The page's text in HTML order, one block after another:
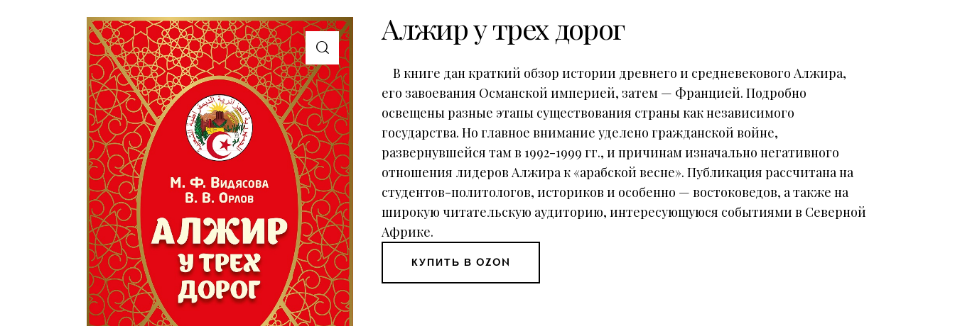
Алжир у трех дорог
В книге дан краткий обзор истории древнего и средневекового Алжира,
его завоевания Османской империей, затем — Францией. Подробно
освещены разные этапы существования страны как независимого
государства. Но главное внимание уделено гражданской войне,
развернувшейся там в 1992-1999 гг., и причинам изначально негативного
отношения лидеров Алжира к «арабской весне». Публикация рассчитана на
студентов-политологов, историков и особенно — востоковедов, а также на
широкую читательскую аудиторию, интересующуюся событиями в Северной
Африке.
КУПИТЬ В OZON